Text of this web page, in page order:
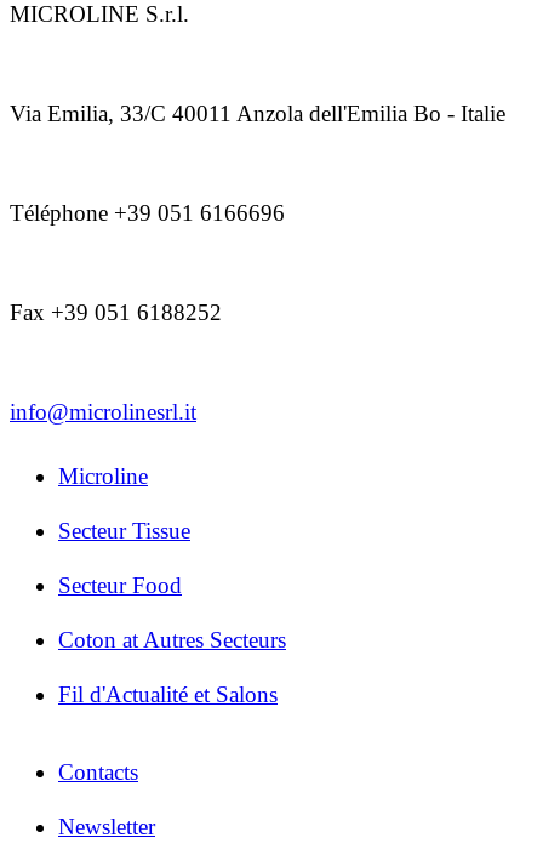
MICROLINE S.r.l.
Via Emilia, 33/C 40011 Anzola dell'Emilia Bo - Italie
Téléphone +39 051 6166696
Fax +39 051 6188252
info@microlinesrl.it
Microline
Secteur Tissue
Secteur Food
Coton at Autres Secteurs
Fil d'Actualité et Salons
Contacts
Newsletter